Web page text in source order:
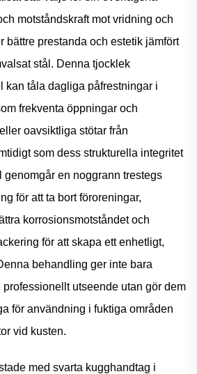
motståndskraft mot vridning och
bättre prestanda och estetik jämfört
stål. Denna tjocklek
kan tåla dagliga påfrestningar i
frekventa öppningar och
oavsiktliga stötar från
som dess strukturella integritet
genomgår en noggrann trestegs
för att ta bort föroreningar,
korrosionsmotståndet och
för att skapa ett enhetligt,
behandling ger inte bara
professionellt utseende utan gör dem
för användning i fuktiga områden
vid kusten.
med svarta kugghandtag i